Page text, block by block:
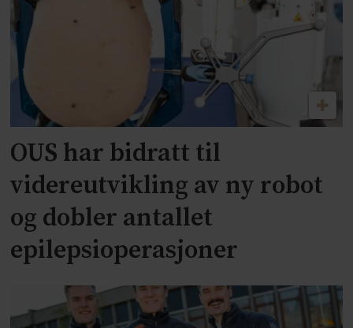
OUS har bidratt til
videreutvikling av ny robot
og dobler antallet
epilepsioperasjoner